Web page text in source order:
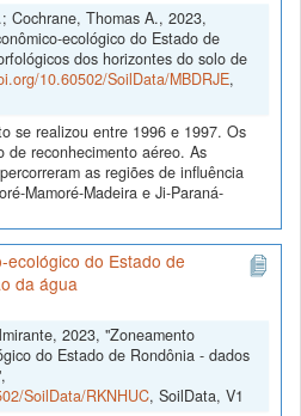
Cochrane, Thomas A., 2023,
ecológico do Estado de
dos horizontes do solo de
10.60502/SoilData/MBDRJE,
se realizou entre 1996 e 1997. Os
de reconhecimento aéreo. As
as regiões de influência
Mamoré-Madeira e Ji-Paraná-
do Estado de
da água
2023, "Zoneamento
do Estado de Rondônia - dados
SoilData/RKNHUC, SoilData, V1